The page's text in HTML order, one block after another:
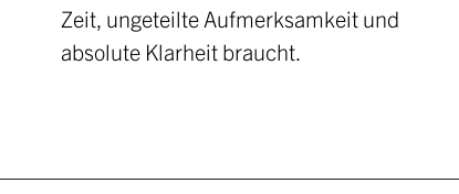
Zeit, ungeteilte Aufmerksamkeit und
absolute Klarheit braucht.